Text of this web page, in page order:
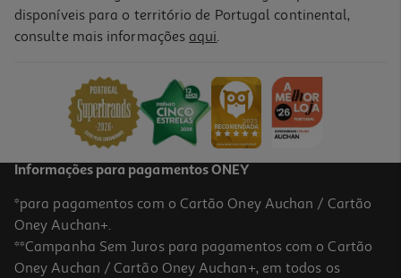
Vinho Porto Quinta Do Infantado Reserva Especial 0.375l
disponíveis para o território de Portugal continental,
consulte mais informações aqui.
Informações para pagamentos ONEY
*para pagamentos com o Cartão Oney Auchan / Cartão
Oney Auchan+.
**Campanha Sem Juros para pagamentos com o Cartão
Oney Auchan / Cartão Oney Auchan+, em todos os